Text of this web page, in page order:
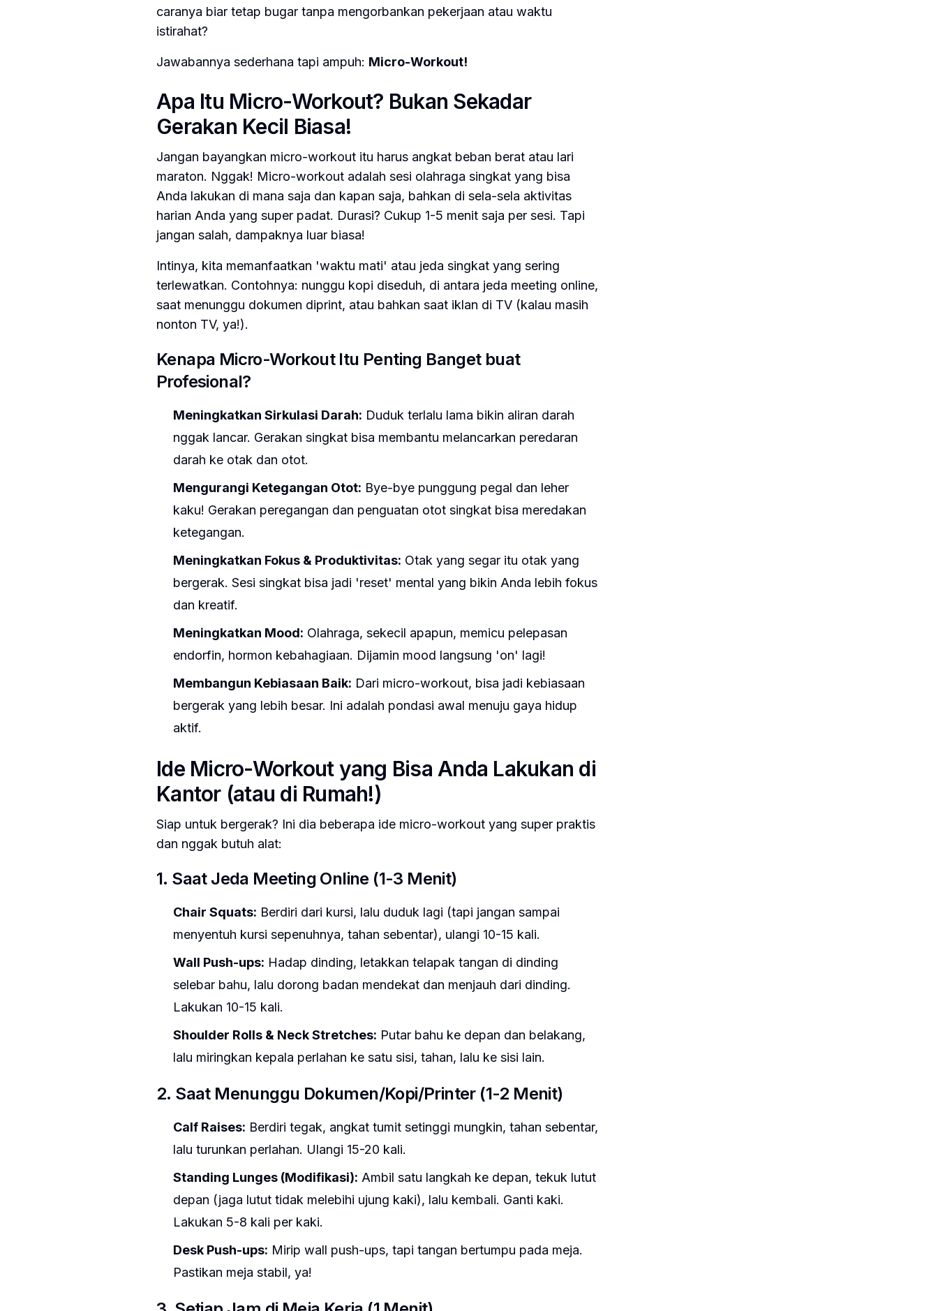
caranya biar tetap bugar tanpa mengorbankan pekerjaan atau waktu
istirahat?
Jawabannya sederhana tapi ampuh: Micro-Workout!
Apa Itu Micro-Workout? Bukan Sekadar
Gerakan Kecil Biasa!
Jangan bayangkan micro-workout itu harus angkat beban berat atau lari
maraton. Nggak! Micro-workout adalah sesi olahraga singkat yang bisa
Anda lakukan di mana saja dan kapan saja, bahkan di sela-sela aktivitas
harian Anda yang super padat. Durasi? Cukup 1-5 menit saja per sesi. Tapi
jangan salah, dampaknya luar biasa!
Intinya, kita memanfaatkan 'waktu mati' atau jeda singkat yang sering
terlewatkan. Contohnya: nunggu kopi diseduh, di antara jeda meeting online,
saat menunggu dokumen diprint, atau bahkan saat iklan di TV (kalau masih
nonton TV, ya!).
Kenapa Micro-Workout Itu Penting Banget buat
Profesional?
Meningkatkan Sirkulasi Darah: Duduk terlalu lama bikin aliran darah
nggak lancar. Gerakan singkat bisa membantu melancarkan peredaran
darah ke otak dan otot.
Mengurangi Ketegangan Otot: Bye-bye punggung pegal dan leher
kaku! Gerakan peregangan dan penguatan otot singkat bisa meredakan
ketegangan.
Meningkatkan Fokus & Produktivitas: Otak yang segar itu otak yang
bergerak. Sesi singkat bisa jadi 'reset' mental yang bikin Anda lebih fokus
dan kreatif.
Meningkatkan Mood: Olahraga, sekecil apapun, memicu pelepasan
endorfin, hormon kebahagiaan. Dijamin mood langsung 'on' lagi!
Membangun Kebiasaan Baik: Dari micro-workout, bisa jadi kebiasaan
bergerak yang lebih besar. Ini adalah pondasi awal menuju gaya hidup
aktif.
Ide Micro-Workout yang Bisa Anda Lakukan di
Kantor (atau di Rumah!)
Siap untuk bergerak? Ini dia beberapa ide micro-workout yang super praktis
dan nggak butuh alat:
1. Saat Jeda Meeting Online (1-3 Menit)
Chair Squats: Berdiri dari kursi, lalu duduk lagi (tapi jangan sampai
menyentuh kursi sepenuhnya, tahan sebentar), ulangi 10-15 kali.
Wall Push-ups: Hadap dinding, letakkan telapak tangan di dinding
selebar bahu, lalu dorong badan mendekat dan menjauh dari dinding.
Lakukan 10-15 kali.
Shoulder Rolls & Neck Stretches: Putar bahu ke depan dan belakang,
lalu miringkan kepala perlahan ke satu sisi, tahan, lalu ke sisi lain.
2. Saat Menunggu Dokumen/Kopi/Printer (1-2 Menit)
Calf Raises: Berdiri tegak, angkat tumit setinggi mungkin, tahan sebentar,
lalu turunkan perlahan. Ulangi 15-20 kali.
Standing Lunges (Modifikasi): Ambil satu langkah ke depan, tekuk lutut
depan (jaga lutut tidak melebihi ujung kaki), lalu kembali. Ganti kaki.
Lakukan 5-8 kali per kaki.
Desk Push-ups: Mirip wall push-ups, tapi tangan bertumpu pada meja.
Pastikan meja stabil, ya!